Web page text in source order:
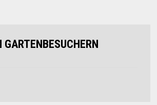
GARTENBESUCHERN